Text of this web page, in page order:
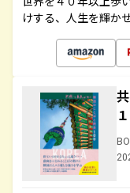
けする、人生を輝か